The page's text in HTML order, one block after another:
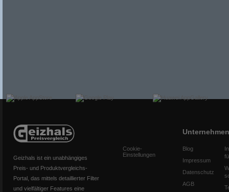
Geizhals ist ein unabhängiges
Preis- und Produktvergleichs-
Portal, das mittels detaillierter Filter
und vielfältiger Features eine
Cookie-
Einstellungen
Unternehmen
Blog
Impressum
Datenschutz
AGB